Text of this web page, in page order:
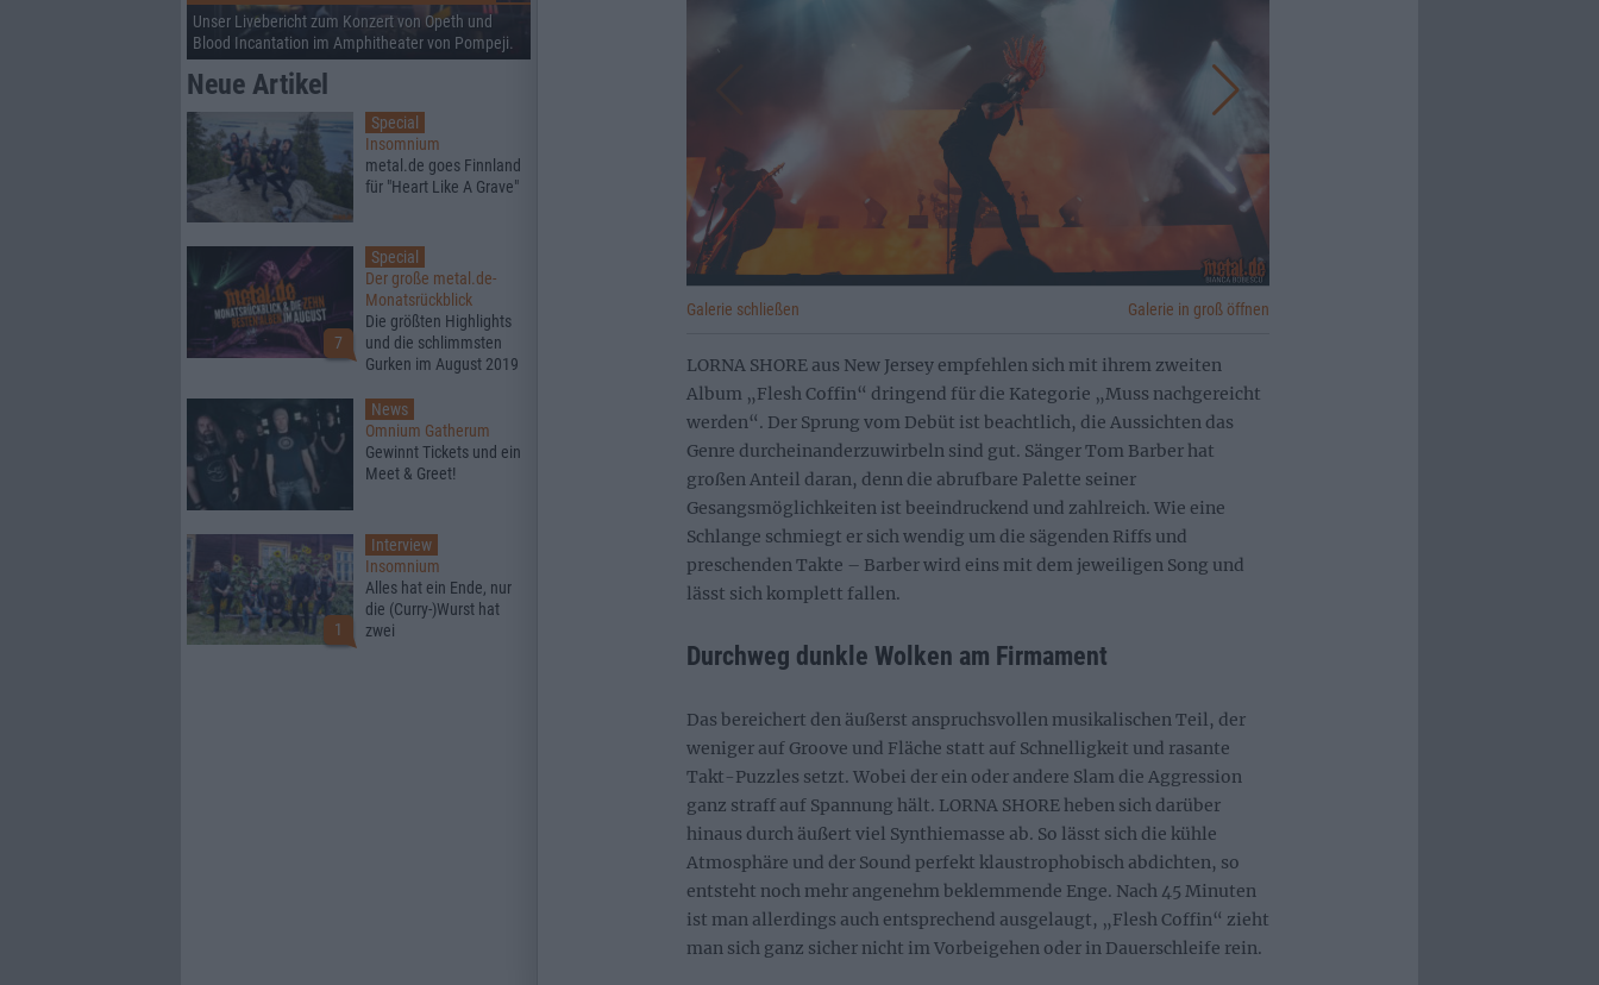
Galerie schließen Galerie in groß öffnen
LORNA SHORE aus New Jersey empfehlen sich mit ihrem zweiten
Album „Flesh Coffin“ dringend für die Kategorie „Muss nachgereicht
werden“. Der Sprung vom Debüt ist beachtlich, die Aussichten das
Genre durcheinanderzuwirbeln sind gut. Sänger Tom Barber hat
großen Anteil daran, denn die abrufbare Palette seiner
Gesangsmöglichkeiten ist beeindruckend und zahlreich. Wie eine
Schlange schmiegt er sich wendig um die sägenden Riffs und
preschenden Takte – Barber wird eins mit dem jeweiligen Song und
lässt sich komplett fallen.
Durchweg dunkle Wolken am Firmament
Das bereichert den äußerst anspruchsvollen musikalischen Teil, der
weniger auf Groove und Fläche statt auf Schnelligkeit und rasante
Takt-Puzzles setzt. Wobei der ein oder andere Slam die Aggression
ganz straff auf Spannung hält. LORNA SHORE heben sich darüber
hinaus durch äußert viel Synthiemasse ab. So lässt sich die kühle
Atmosphäre und der Sound perfekt klaustrophobisch abdichten, so
entsteht noch mehr angenehm beklemmende Enge. Nach 45 Minuten
ist man allerdings auch entsprechend ausgelaugt, „Flesh Coffin“ zieht
man sich ganz sicher nicht im Vorbeigehen oder in Dauerschleife rein.
Unser Livebericht zum Konzert von Opeth und
Blood Incantation im Amphitheater von Pompeji.
Neue Artikel
Special
Insomnium
metal.de goes Finnland
für "Heart Like A Grave"
7
Special
Der große metal.de-
Monatsrückblick
Die größten Highlights
und die schlimmsten
Gurken im August 2019
News
Omnium Gatherum
Gewinnt Tickets und ein
Meet & Greet!
1
Interview
Insomnium
Alles hat ein Ende, nur
die (Curry-)Wurst hat
zwei